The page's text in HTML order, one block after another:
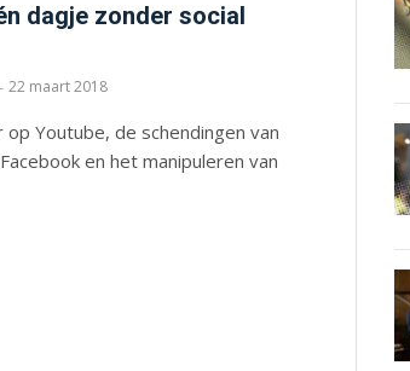
dagje zonder social
22 maart 2018
op Youtube, de schendingen van
en het manipuleren van